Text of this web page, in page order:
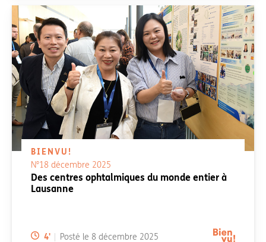
BIENVU!
N°18 décembre 2025
Des centres ophtalmiques du monde entier à
Lausanne
Temps de lecture:
4' Posté le 8 décembre 2025